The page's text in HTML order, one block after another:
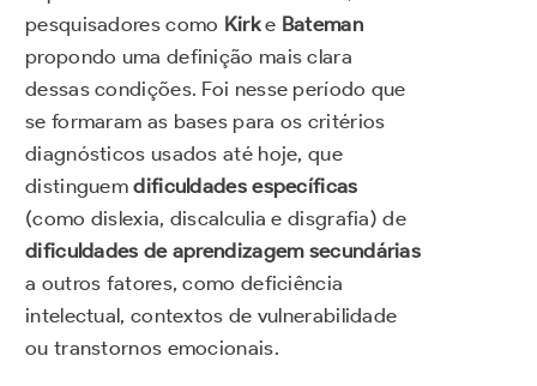
pesquisadores como Kirke Bateman
propondo uma definição mais clara
dessas condições. Foi nesse período que
se formaram as bases para os critérios
diagnósticos usados até hoje, que
distinguemdificuldades específicas
(como dislexia, discalculia e disgrafia) de
dificuldades de aprendizagem secundárias
a outros fatores, como deficiência
intelectual, contextos de vulnerabilidade
ou transtornos emocionais.